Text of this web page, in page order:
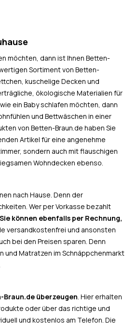
möchten, dann ist Ihnen Betten-
Sortiment von Betten-
kuschelige Decken und
ökologische Materialien für
ein Baby schlafen möchten, dann
und Bettwäschen in einer
von Betten-Braun.de haben Sie
Artikel für eine angenehme
sondern auch mit flauschigen
Wohndecken ebenso.
nach Hause. Denn der
Wer per Vorkasse bezahlt
Sie können ebenfalls per Rechnung,
versandkostenfrei und ansonsten
bei den Preisen sparen. Denn
und Matratzen im Schnäppchenmarkt
Braun.de überzeugen. Hier erhalten
oder über das richtige und
und kostenlos am Telefon. Die